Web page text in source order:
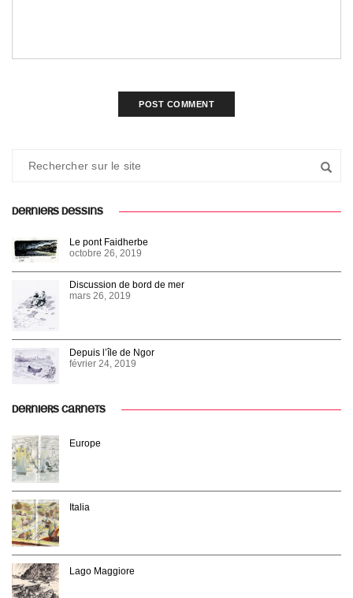
DERNIERS DESSINS
Le pont Faidherbe
octobre 26, 2019
Discussion de bord de mer
mars 26, 2019
Depuis l’île de Ngor
février 24, 2019
DERNIERS CARNETS
Europe
Italia
Lago Maggiore